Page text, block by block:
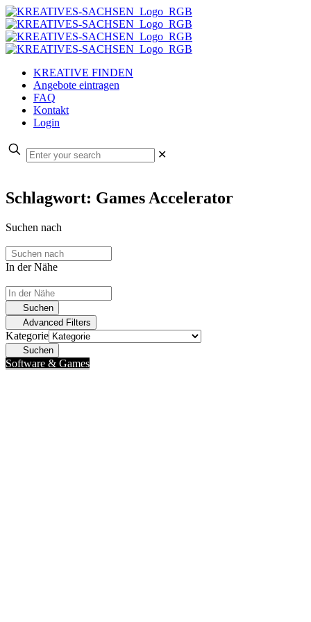
KREATIVE FINDEN
Angebote eintragen
FAQ
Kontakt
Login
✕
Schlagwort: Games Accelerator
Suchen nach
In der Nähe
Suchen
Advanced Filters
Kategorie
Suchen
Software & Games